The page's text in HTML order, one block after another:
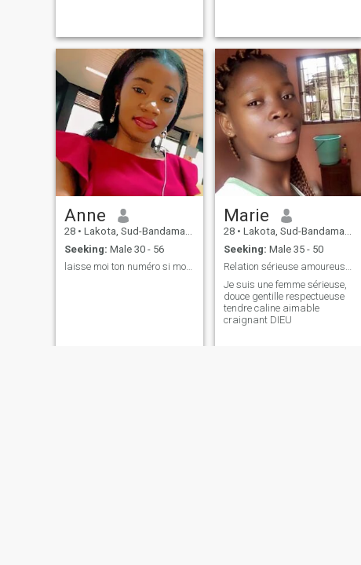
Anne
28 • Lakota, Sud-Bandama, Cote d'Ivoire
Seeking: Male 30 - 56
laisse moi ton numéro si mon profil t'intéresse
Marie
28 • Lakota, Sud-Bandama, Cote d'Ivoire
Seeking: Male 35 - 50
Relation sérieuse amoureuse et voir plus
Je suis une femme sérieuse,
douce gentille respectueuse
tendre caline aimable
craignant DIEU